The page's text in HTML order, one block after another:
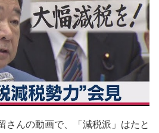
んの動画で、「減税派」はたと